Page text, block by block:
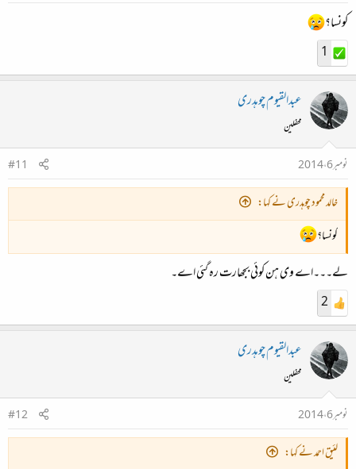
کونسا؟
1
عبدالقیوم چوہدری
محفلین
نومبر 6، 2014
#11
خالد محمود چوہدری نے کہا:
کونسا؟
لے۔۔۔اے وی ہن کوئی بجھارت رہ گئی اے۔
2
عبدالقیوم چوہدری
محفلین
نومبر 6، 2014
#12
لئیق احمد نے کہا: